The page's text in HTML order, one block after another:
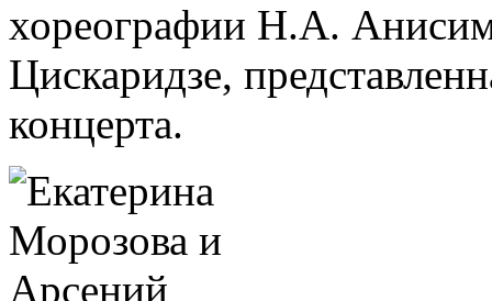
хореографии Н.А.
Цискаридзе,
концерта.